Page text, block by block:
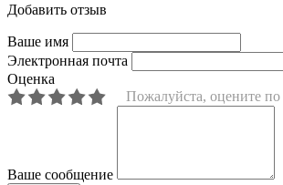
Добавить отзыв
Ваше имя
Электронная почта
Оценка
Пожалуйста, оцените
Ваше сообщение